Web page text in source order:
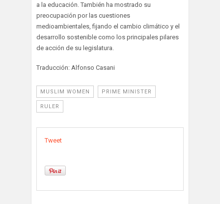
a la educación. También ha mostrado su
preocupación por las cuestiones
medioambientales, fijando el cambio climático y el
desarrollo sostenible como los principales pilares
de acción de su legislatura.
Traducción: Alfonso Casani
MUSLIM WOMEN PRIME MINISTER
RULER
Tweet